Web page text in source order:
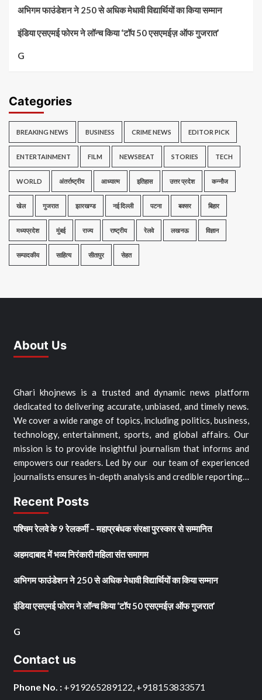
अभिगम फाउंडेशन ने 250 से अधिक मेधावी विद्यार्थियों का किया सम्मान
इंडिया एसएमई फोरम ने लॉन्च किया ‘टॉप 50 एसएमईज़ ऑफ गुजरात’
G
Categories
BREAKING NEWS BUSINESS CRIME NEWS EDITOR PICK
ENTERTAINMENT FILM NEWSBEAT STORIES TECH
WORLD अंतर्राष्ट्रीय आध्यात्म इतिहास उत्तर प्रदेश कन्नौज
खेल गुजरात झारखण्ड नई दिल्ली पटना बक्सर बिहार
मध्यप्रदेश मुंबई राज्य राष्ट्रीय रेलवे लखनऊ विज्ञान
सम्पादकीय साहित्य सीतापुर सेहत
About Us
Ghari khojnews is a trusted and dynamic news platform
dedicated to delivering accurate, unbiased, and timely news.
We cover a wide range of topics, including politics, business,
technology, entertainment, sports, and global affairs. Our
mission is to provide insightful journalism that informs and
empowers our readers. Led by our our team of experienced
journalists ensures in-depth analysis and credible reporting…
Recent Posts
पश्चिम रेलवे के 9 रेलकर्मी – महाप्रबंधक संरक्षा पुरस्कार से सम्मानित
अहमदाबाद में भव्य निरंकारी महिला संत समागम
अभिगम फाउंडेशन ने 250 से अधिक मेधावी विद्यार्थियों का किया सम्मान
इंडिया एसएमई फोरम ने लॉन्च किया ‘टॉप 50 एसएमईज़ ऑफ गुजरात’
G
Contact us
Phone No. : +919265289122, +918153833571